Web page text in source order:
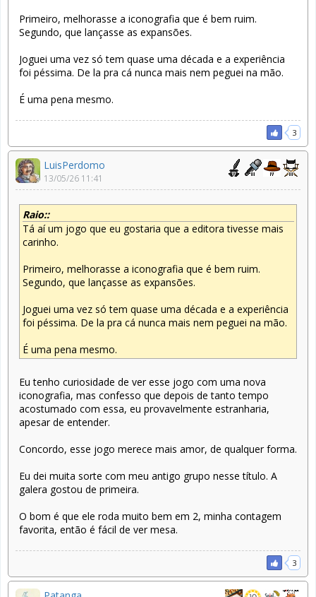
Primeiro, melhorasse a iconografia que é bem ruim.
Segundo, que lançasse as expansões.
Joguei uma vez só tem quase uma década e a experiência
foi péssima. De la pra cá nunca mais nem peguei na mão.
É uma pena mesmo.
3
LuisPerdomo
13/05/26 11:41
Raio::
Tá aí um jogo que eu gostaria que a editora tivesse mais
carinho.
Primeiro, melhorasse a iconografia que é bem ruim.
Segundo, que lançasse as expansões.
Joguei uma vez só tem quase uma década e a experiência
foi péssima. De la pra cá nunca mais nem peguei na mão.
É uma pena mesmo.
Eu tenho curiosidade de ver esse jogo com uma nova
iconografia, mas confesso que depois de tanto tempo
acostumado com essa, eu provavelmente estranharia,
apesar de entender.
Concordo, esse jogo merece mais amor, de qualquer forma.
Eu dei muita sorte com meu antigo grupo nesse título. A
galera gostou de primeira.
O bom é que ele roda muito bem em 2, minha contagem
favorita, então é fácil de ver mesa.
3